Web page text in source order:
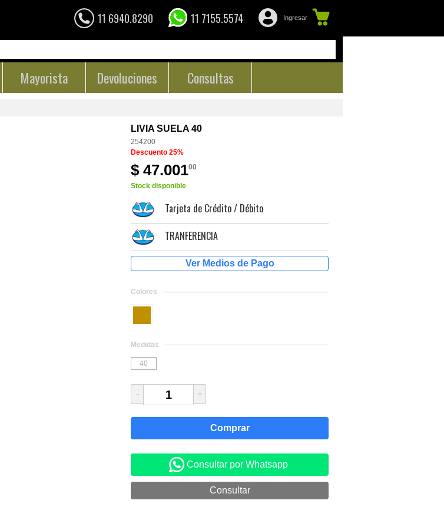
11 6940.8290 11 7155.5574 Ingresar
Mayorista Devoluciones Consultas
LIVIA SUELA 40
254200
Descuento 25%
$ 47.00100
Stock disponible
Tarjeta de Crédito / Débito
TRANFERENCIA
Colores
Medidas
40
- +
Consultar por Whatsapp